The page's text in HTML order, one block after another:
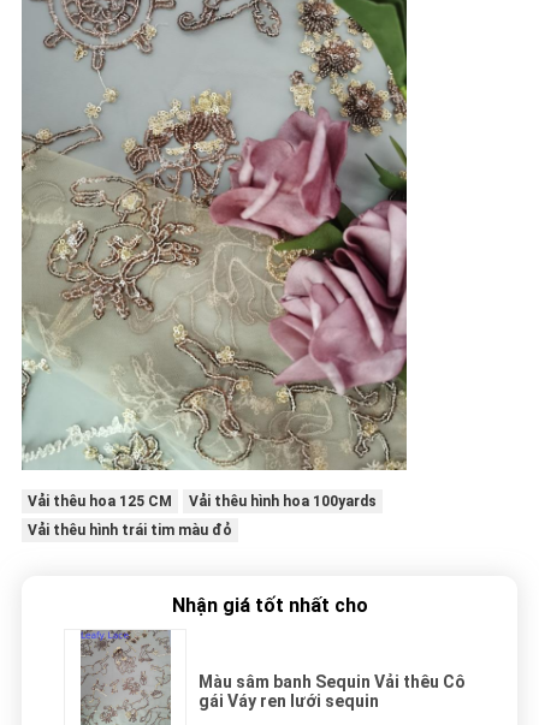
Vải thêu hoa 125 CM
Vải thêu hình hoa 100yards
Vải thêu hình trái tim màu đỏ
Nhận giá tốt nhất cho
Màu sâm banh Sequin Vải thêu Cô
gái Váy ren lưới sequin